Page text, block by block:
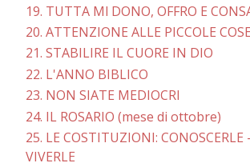
19. TUTTA Ml DONO, OFFRO E
20. ATTENZIONE ALLE PICCOLE COSE
21. STABILIRE IL CUORE IN DIO
22. L'ANNO BIBLICO
23. NON SIATE MEDIOCRI
24. IL ROSARIO (mese di ottobre)
25. LE COSTITUZIONI: CONOSCERLE
VIVERLE